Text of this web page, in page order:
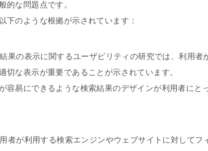
的な問題点です。
下のような根拠が示されています：
果の表示に関するユーザビリティの研究では、利用者
切な表示が重要であることが示されています。
容易にできるような検索結果のデザインが利用者にと
者が利用する検索エンジンやウェブサイトに対してフ